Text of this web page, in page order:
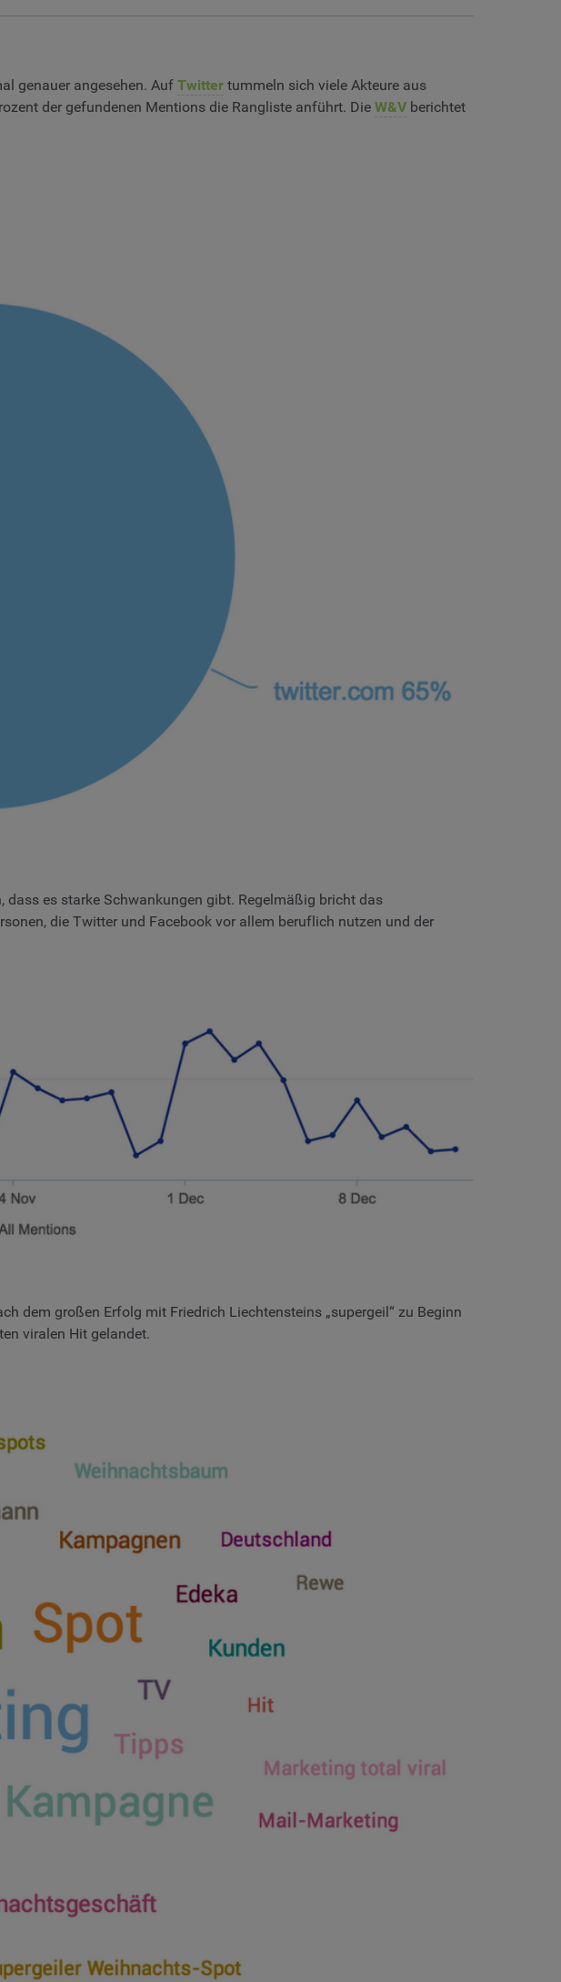
genauer angesehen. Auf Twitter tummeln sich viele Akteure aus
der gefundenen Mentions die Rangliste anführt. Die W&V berichtet
es starke Schwankungen gibt. Regelmäßig bricht das
die Twitter und Facebook vor allem beruflich nutzen und der
dem großen Erfolg mit Friedrich Liechtensteins „supergeil“ zu Beginn
viralen Hit gelandet.